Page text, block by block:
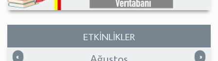
ETKİNLİKLER
« Önceki »